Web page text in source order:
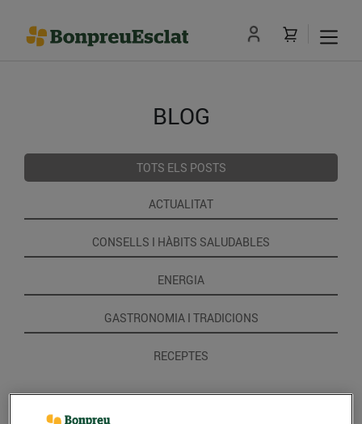
BLOG
TOTS ELS POSTS
ACTUALITAT
CONSELLS I HÀBITS SALUDABLES
ENERGIA
GASTRONOMIA I TRADICIONS
RECEPTES